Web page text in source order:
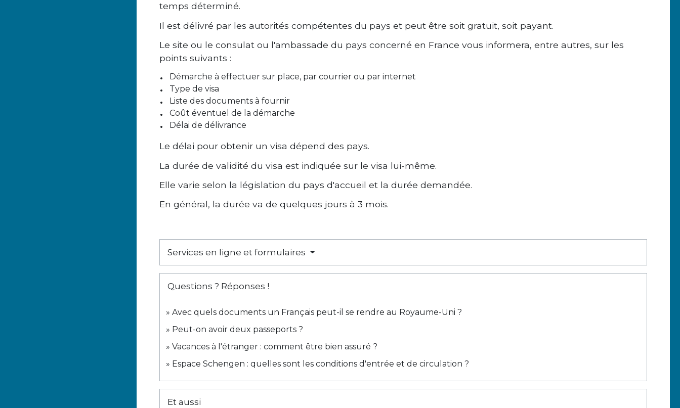
temps déterminé.
Il est délivré par les autorités compétentes du pays et peut être soit gratuit, soit payant.
Le site ou le consulat ou l'ambassade du pays concerné en France vous informera, entre autres, sur les
points suivants :
Démarche à effectuer sur place, par courrier ou par internet
Type de visa
Liste des documents à fournir
Coût éventuel de la démarche
Délai de délivrance
Le délai pour obtenir un visa dépend des pays.
La durée de validité du visa est indiquée sur le visa lui-même.
Elle varie selon la législation du pays d'accueil et la durée demandée.
En général, la durée va de quelques jours à 3 mois.
Services en ligne et formulaires
Questions ? Réponses !
Avec quels documents un Français peut-il se rendre au Royaume-Uni ?
Peut-on avoir deux passeports ?
Vacances à l'étranger : comment être bien assuré ?
Espace Schengen : quelles sont les conditions d'entrée et de circulation ?
Et aussi